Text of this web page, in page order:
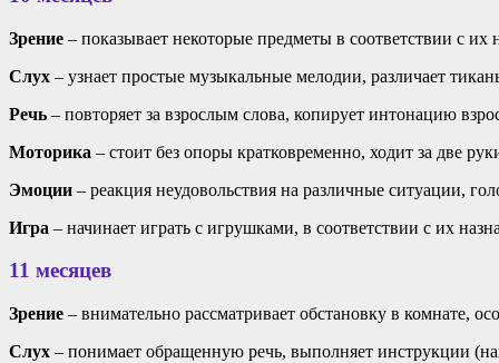
Зрение – показывает некоторые предметы в соответствии с их
Слух – узнает простые музыкальные мелодии, различает
Речь – повторяет за взрослым слова, копирует интонацию
Моторика – стоит без опоры кратковременно, ходит за две
Эмоции – реакция неудовольствия на различные ситуации,
Игра – начинает играть с игрушками, в соответствии с их
11 месяцев
Зрение – внимательно рассматривает обстановку в комнате,
Слух – понимает обращенную речь, выполняет инструкции